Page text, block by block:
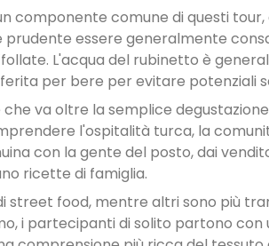
comune di questi tour,
prudente essere generalmente
L'acqua del rubinetto è
per bere per evitare potenziali
va oltre la semplice
l'ospitalità turca, la
con la gente del posto, dai
ricette di famiglia.
street food, mentre altri sono più
i partecipanti di solito partono con